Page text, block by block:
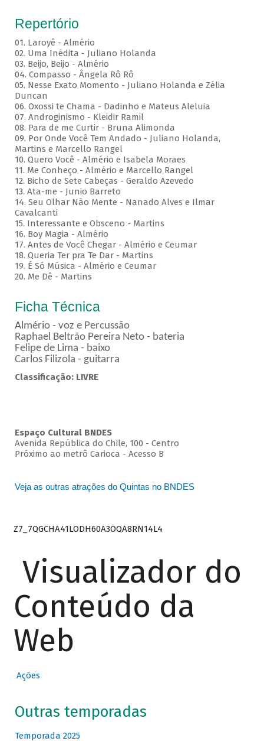
Repertório
01. Laroyê - Almério
02. Uma Inédita - Juliano Holanda
03. Beijo, Beijo - Almério
04. Compasso - Ângela Rô Rô
05. Nesse Exato Momento - Juliano Holanda e Zélia
Duncan
06. Oxossi te Chama - Dadinho e Mateus Aleluia
07. Androginismo - Kleidir Ramil
08. Para de me Curtir - Bruna Alimonda
09. Por Onde Você Tem Andado - Juliano Holanda,
Martins e Marcello Rangel
10. Quero Você - Almério e Isabela Moraes
11. Me Conheço - Almério e Marcello Rangel
12. Bicho de Sete Cabeças - Geraldo Azevedo
13. Ata-me - Junio Barreto
14. Seu Olhar Não Mente - Nanado Alves e Ilmar
Cavalcanti
15. Interessante e Obsceno - Martins
16. Boy Magia - Almério
17. Antes de Você Chegar - Almério e Ceumar
18. Queria Ter pra Te Dar - Martins
19. É Só Música - Almério e Ceumar
20. Me Dê - Martins
Ficha Técnica
Almério - voz e Percussão
Raphael Beltrão Pereira Neto - bateria
Felipe de Lima - baixo
Carlos Filizola - guitarra
Classificação: LIVRE
Espaço Cultural BNDES
Avenida República do Chile, 100 - Centro
Próximo ao metrô Carioca - Acesso B
Veja as outras atrações do Quintas no BNDES
Z7_7QGCHA41LODH60A3OQA8RN14L4
Visualizador do
Conteúdo da
Web
Ações
Outras temporadas
Temporada 2025